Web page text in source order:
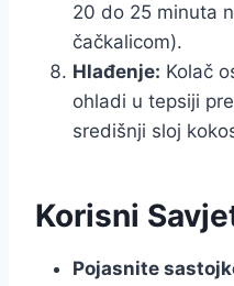
20 do 25 minuta
čačkalicom).
Hlađenje: Kolač
ohladi u tepsiji
središnji sloj
Korisni
Pojasnite